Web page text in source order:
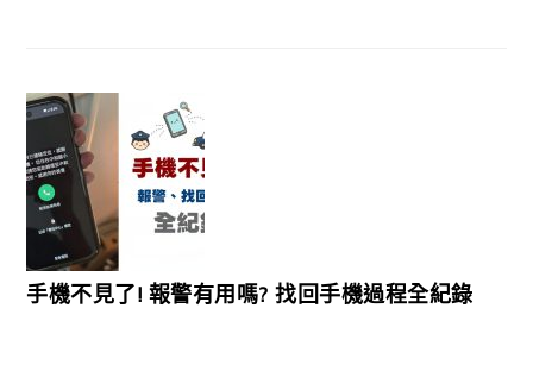
手機不見了! 報警有用嗎? 找回手機過程全紀錄